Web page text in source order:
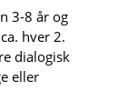
3-8 år og
hver 2.
dialogisk
eller